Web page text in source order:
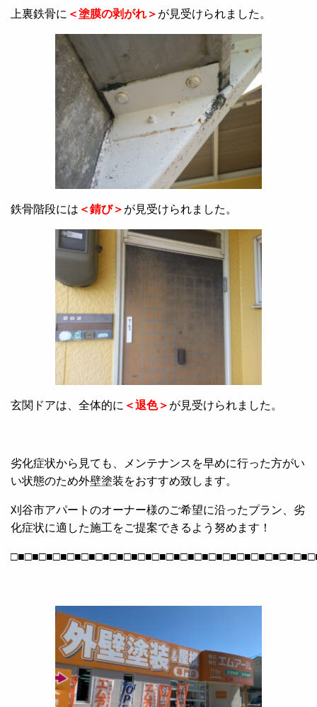
上裏鉄骨に ＜塗膜の剥がれ＞ が見受けられました。
鉄骨階段には ＜錆び＞ が見受けられました。
玄関ドアは、全体的に ＜退色＞ が見受けられました。
劣化症状から見ても、メンテナンスを早めに行った方がい
い状態のため外壁塗装をおすすめ致します。
刈谷市アパートのオーナー様のご希望に沿ったプラン、劣
化症状に適した施工をご提案できるよう努めます！